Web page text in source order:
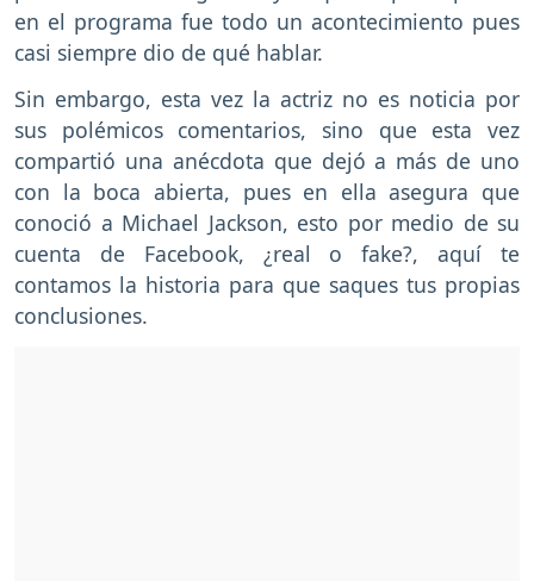
en el programa fue todo un acontecimiento pues
casi siempre dio de qué hablar.
Sin embargo, esta vez la actriz no es noticia por
sus polémicos comentarios, sino que esta vez
compartió una anécdota que dejó a más de uno
con la boca abierta, pues en ella asegura que
conoció a Michael Jackson, esto por medio de su
cuenta de Facebook, ¿real o fake?, aquí te
contamos la historia para que saques tus propias
conclusiones.